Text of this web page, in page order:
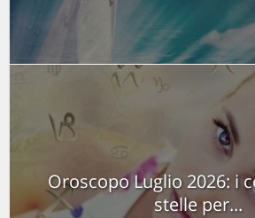
Oroscopo Luglio 2026: i
stelle per...